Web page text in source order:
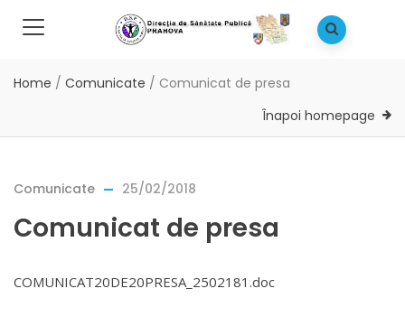
Home / Comunicate / Comunicat de presa
Înapoi homepage
Comunicate 25/02/2018
Comunicat de presa
COMUNICAT20DE20PRESA_2502181.doc